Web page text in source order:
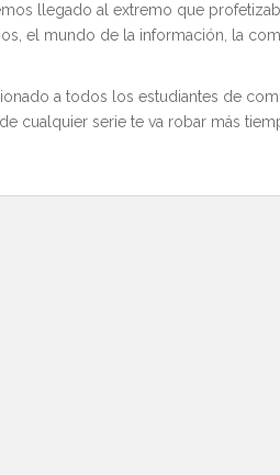
llegado al extremo que
el mundo de la información, la
a todos los estudiantes de
cualquier serie te va robar más